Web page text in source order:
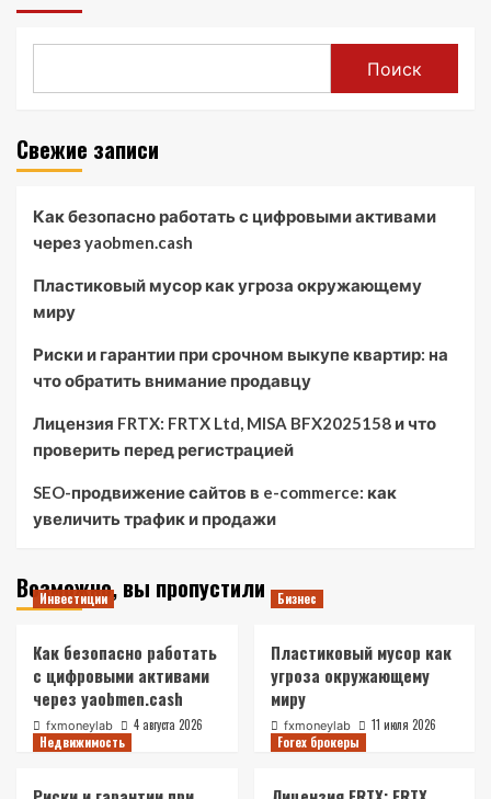
Поиск
Свежие записи
Как безопасно работать с цифровыми активами
через yaobmen.cash
Пластиковый мусор как угроза окружающему
миру
Риски и гарантии при срочном выкупе квартир: на
что обратить внимание продавцу
Лицензия FRTX: FRTX Ltd, MISA BFX2025158 и что
проверить перед регистрацией
SEO-продвижение сайтов в e-commerce: как
увеличить трафик и продажи
Возможно, вы пропустили
Инвестиции
Как безопасно работать
с цифровыми активами
через yaobmen.cash
fxmoneylab 4 августа 2026
Бизнес
Пластиковый мусор как
угроза окружающему
миру
fxmoneylab
11 июля 2026
Недвижимость
Forex брокеры